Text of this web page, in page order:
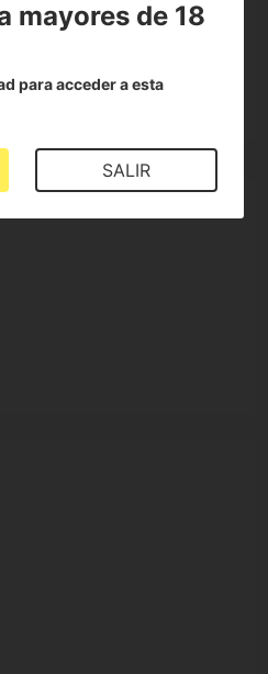
100%
recomiendan
mayores de 18
para acceder a esta
SALIR